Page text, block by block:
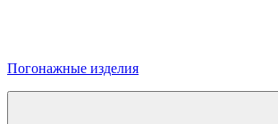
Погонажные изделия